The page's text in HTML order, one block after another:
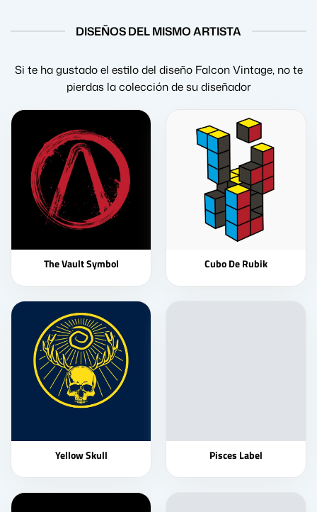
DISEÑOS DEL MISMO ARTISTA
Si te ha gustado el estilo del diseño Falcon Vintage, no te
pierdas la colección de su diseñador
The Vault Symbol Cubo De Rubik
Yellow Skull Pisces Label